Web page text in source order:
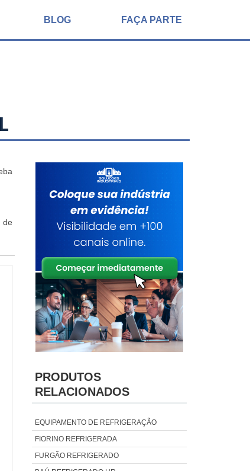
BLOG FAÇA PARTE
de
PRODUTOS
RELACIONADOS
EQUIPAMENTO DE REFRIGERAÇÃO
FIORINO REFRIGERADA
FURGÃO REFRIGERADO